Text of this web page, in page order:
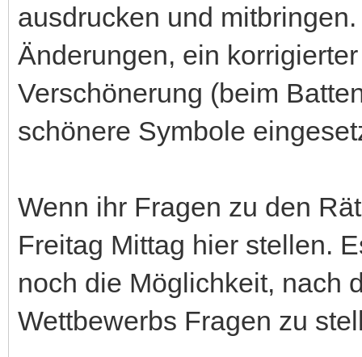
ausdrucken und
Änderungen, ein
Verschönerung (beim
schönere Symbole
Wenn ihr Fragen zu den
Freitag Mittag hier stellen.
noch die Möglichkeit, nach
Wettbewerbs Fragen zu